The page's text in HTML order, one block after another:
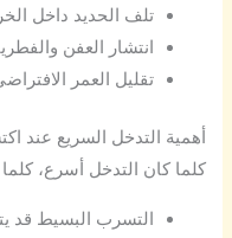
تلف الحديد داخل
انتشار العفن
تقليل العمر
أهمية التدخل السريع عند
كلما كان التدخل أسرع،
التسرب البسيط قد